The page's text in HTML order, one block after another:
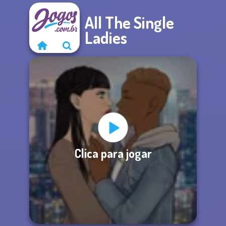
All The Single
Ladies
Clica para jogar